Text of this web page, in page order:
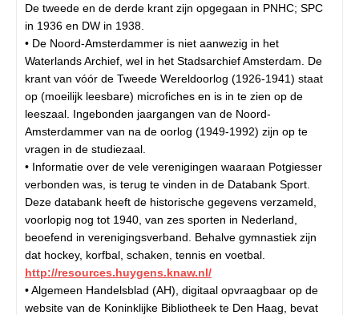
De tweede en de derde krant zijn opgegaan in PNHC; SPC
in 1936 en DW in 1938.
• De Noord-Amsterdammer is niet aanwezig in het
Waterlands Archief, wel in het Stadsarchief Amsterdam. De
krant van vóór de Tweede Wereldoorlog (1926-1941) staat
op (moeilijk leesbare) microfiches en is in te zien op de
leeszaal. Ingebonden jaargangen van de Noord-
Amsterdammer van na de oorlog (1949-1992) zijn op te
vragen in de studiezaal.
• Informatie over de vele verenigingen waaraan Potgiesser
verbonden was, is terug te vinden in de Databank Sport.
Deze databank heeft de historische gegevens verzameld,
voorlopig nog tot 1940, van zes sporten in Nederland,
beoefend in verenigingsverband. Behalve gymnastiek zijn
dat hockey, korfbal, schaken, tennis en voetbal.
http://resources.huygens.knaw.nl/
• Algemeen Handelsblad (AH), digitaal opvraagbaar op de
website van de Koninklijke Bibliotheek te Den Haag, bevat